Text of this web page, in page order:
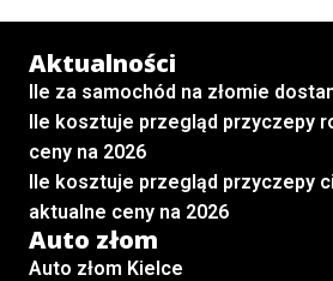
Aktualności
Ile za samochód na złomie
Ile kosztuje przegląd przyczepy
ceny na 2026
Ile kosztuje przegląd przyczepy
aktualne ceny na 2026
Auto złom
Auto złom Kielce